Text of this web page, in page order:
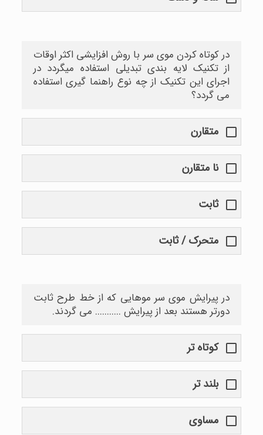
در کوتاه کردن موی سر با روش افزایشی اکثر اوقات
از تکنیک لایه بندی تبدیلی استفاده میگردد در
اجرای این تکنیک از چه نوع راهنما گیری استفاده
می گردد؟
متقارن
نا متقارن
ثابت
متحرک / ثابت
در پیرایش موی سر موهایی که از خط طرح ثابت
دورتر هستند بعد از پیرایش ........... می گردند.
کوتاه تر
بلند تر
مساوی